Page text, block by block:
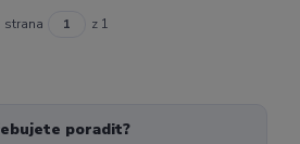
strana z 1
poradit?